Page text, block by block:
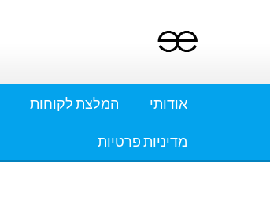
אודותי המלצת לקוחות
מדיניות פרטיות